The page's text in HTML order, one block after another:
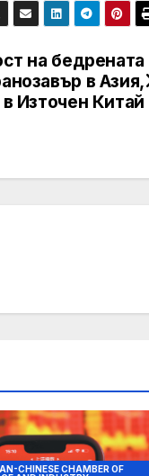
на бедрената
в Азия,
Източен Китай
CHINESE CHAMBER OF